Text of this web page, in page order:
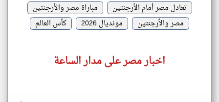
تعادل مصر أمام الأرجنتين
مباراة مصر والأرجنتين
مصر والأرجنتين
مونديال 2026 كأس العالم
اخبار مصر على مدار الساعة